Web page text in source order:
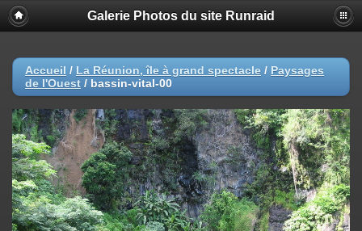
Galerie Photos du site Runraid
Accueil / La Réunion, île à grand spectacle / Paysages
de l'Ouest / bassin-vital-00